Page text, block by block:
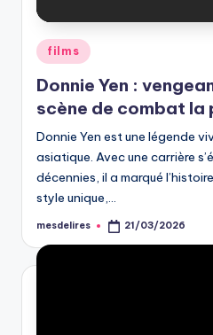
Posted
in
films
Donnie Yen :
scène de combat la
Donnie Yen est une légende
asiatique. Avec une carrière
décennies, il a marqué
style unique,…
Posted
mesdelires 21/03/2026